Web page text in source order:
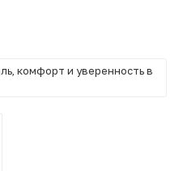
комфорт и уверенность в